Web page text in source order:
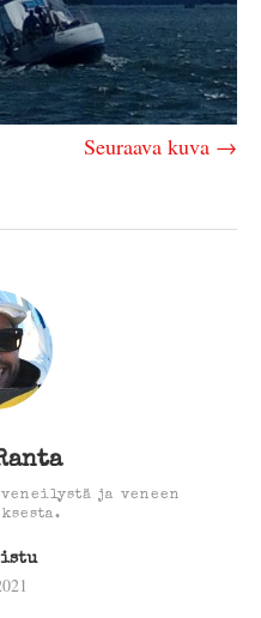
Seuraava kuva →
ja veneen